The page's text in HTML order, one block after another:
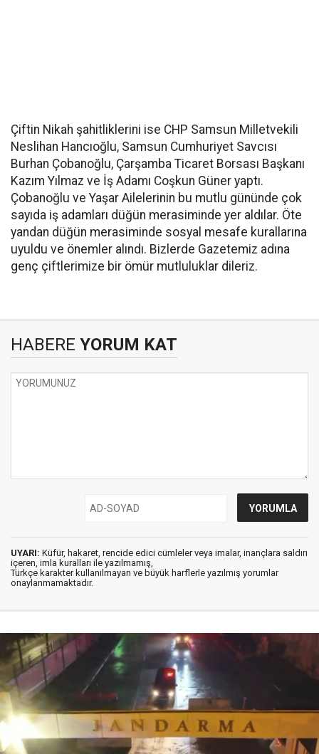
Çiftin Nikah şahitliklerini ise CHP Samsun Milletvekili
Neslihan Hancıoğlu, Samsun Cumhuriyet Savcısı
Burhan Çobanoğlu, Çarşamba Ticaret Borsası Başkanı
Kazım Yılmaz ve İş Adamı Coşkun Güner yaptı.
Çobanoğlu ve Yaşar Ailelerinin bu mutlu gününde çok
sayıda iş adamları düğün merasiminde yer aldılar. Öte
yandan düğün merasiminde sosyal mesafe kurallarına
uyuldu ve önemler alındı. Bizlerde Gazetemiz adına
genç çiftlerimize bir ömür mutluluklar dileriz.
HABERE YORUM KAT
UYARI: Küfür, hakaret, rencide edici cümleler veya imalar, inançlara saldırı
içeren, imla kuralları ile yazılmamış,
Türkçe karakter kullanılmayan ve büyük harflerle yazılmış yorumlar
onaylanmamaktadır.